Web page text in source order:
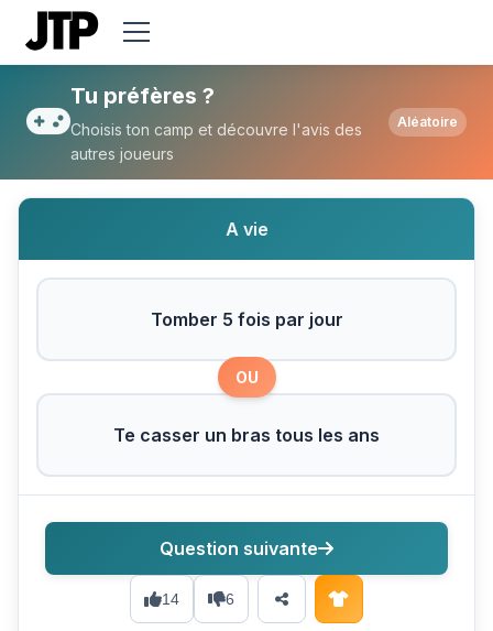
Tu préfères Tomber 5 fois par jour ou Te
Tu préfères ?
Choisis ton camp et découvre l'avis des
autres joueurs
Aléatoire
A vie
Tomber 5 fois par jour
OU
Te casser un bras tous les ans
14 6
Question suivante